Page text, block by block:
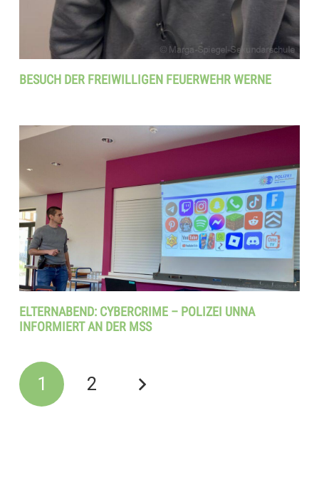
BESUCH DER FREIWILLIGEN FEUERWEHR WERNE
ELTERNABEND: CYBERCRIME – POLIZEI UNNA
INFORMIERT AN DER MSS
1 2